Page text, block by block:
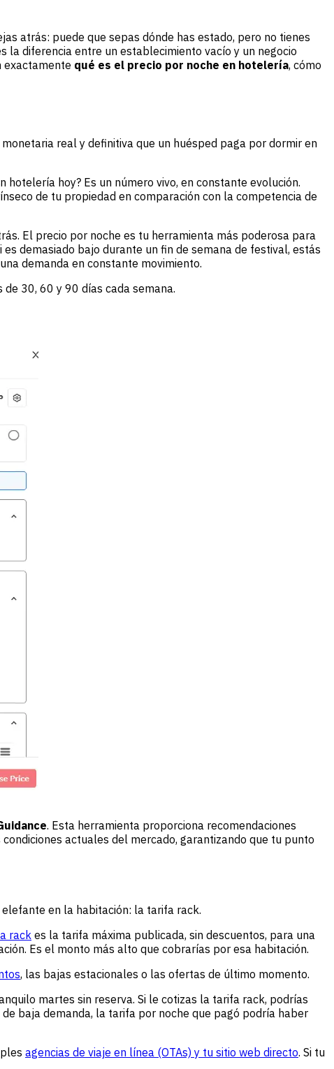
atrás: puede que sepas dónde has estado, pero no tienes
la diferencia entre un establecimiento vacío y un negocio
exactamente qué es el precio por noche en hotelería, cómo
real y definitiva que un huésped paga por dormir en
hoy? Es un número vivo, en constante evolución.
de tu propiedad en comparación con la competencia de
El precio por noche es tu herramienta más poderosa para
demasiado bajo durante un fin de semana de festival, estás
demanda en constante movimiento.
30, 60 y 90 días cada semana.
. Esta herramienta proporciona recomendaciones
actuales del mercado, garantizando que tu punto
en la habitación: la tarifa rack.
rackes la tarifa máxima publicada, sin descuentos, para una
Es el monto más alto que cobrarías por esa habitación.
, las bajas estacionales o las ofertas de último momento.
martes sin reserva. Si le cotizas la tarifa rack, podrías
baja demanda, la tarifa por noche que pagó podría haber
agencias de viaje en línea (OTAs) y tu sitio web directo. Si tu